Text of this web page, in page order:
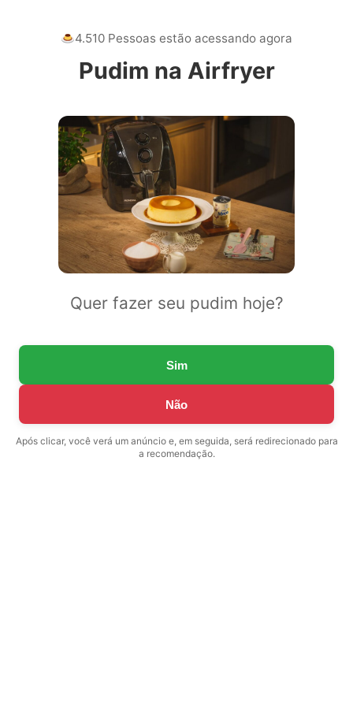
4.510 Pessoas estão acessando agora
Pudim na Airfryer
Quer fazer seu pudim hoje?
Sim
Não
Após clicar, você verá um anúncio e, em seguida, será redirecionado para
a recomendação.